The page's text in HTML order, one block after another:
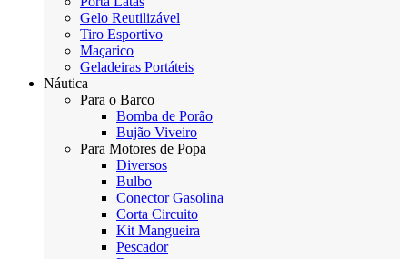
Gelo Reutilizável
Tiro Esportivo
Maçarico
Geladeiras Portáteis
Náutica
Para o Barco
Bomba de Porão
Bujão Viveiro
Para Motores de Popa
Diversos
Bulbo
Conector Gasolina
Corta Circuito
Kit Mangueira
Pescador